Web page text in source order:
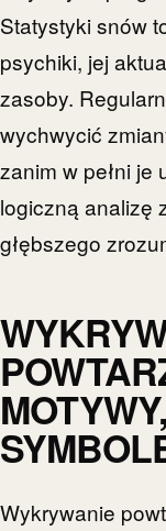
Statystyki snów
psychiki, jej
zasoby.
wychwycić
zanim w pełni je
logiczną analizę
głębszego
Wykrywanie